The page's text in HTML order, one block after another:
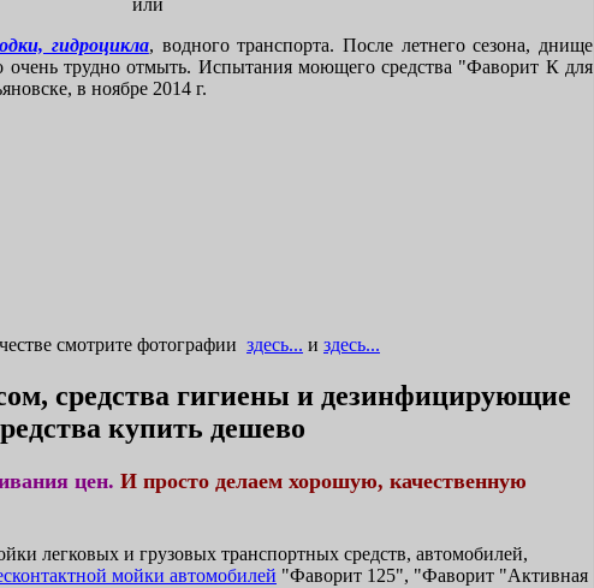
или
гидроцикла, водного транспорта. После летнего сезона, днище
очень трудно отмыть. Испытания моющего средства "Фаворит К для
в ноябре 2014 г.
смотрите фотографии здесь... и здесь...
средства гигиены и дезинфицирующие
купить дешево
цен. И просто делаем хорошую, качественную
легковых и грузовых транспортных средств, автомобилей,
мойки автомобилей "Фаворит 125", "Фаворит "Активная